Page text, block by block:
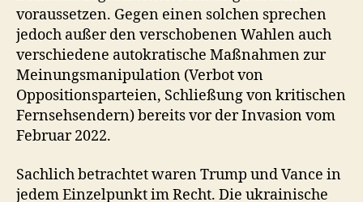
voraussetzen. Gegen einen solchen sprechen
jedoch außer den verschobenen Wahlen auch
verschiedene autokratische Maßnahmen zur
Meinungsmanipulation (Verbot von
Oppositionsparteien, Schließung von kritischen
Fernsehsendern) bereits vor der Invasion vom
Februar 2022.
Sachlich betrachtet waren Trump und Vance in
jedem Einzelpunkt im Recht. Die ukrainische